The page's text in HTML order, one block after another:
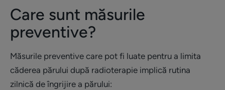
Care sunt măsurile
preventive?
Măsurile preventive care pot fi luate pentru a limita
căderea părului după radioterapie implică rutina
zilnică de îngrijire a părului: